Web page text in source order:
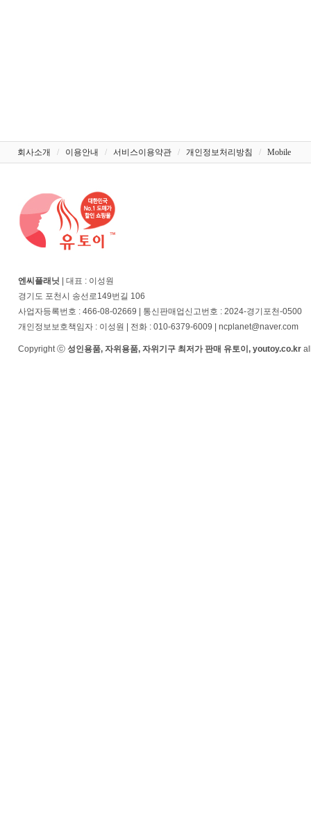
회사소개 / 이용안내 / 서비스이용약관 / 개인정보처리방침 / Mobile
엔씨플래닛 | 대표 : 이성원
경기도 포천시 송선로149번길 106
사업자등록번호 : 466-08-02669 | 통신판매업신고번호 : 2024-경기포천-0500
개인정보보호책임자 : 이성원 | 전화 : 010-6379-6009 | ncplanet@naver.com
Copyright ⓒ 성인용품, 자위용품, 자위기구 최저가 판매 유토이, youtoy.co.kr